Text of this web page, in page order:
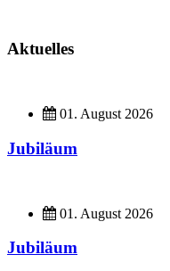
Aktuelles
01. August 2026
Jubiläum
01. August 2026
Jubiläum